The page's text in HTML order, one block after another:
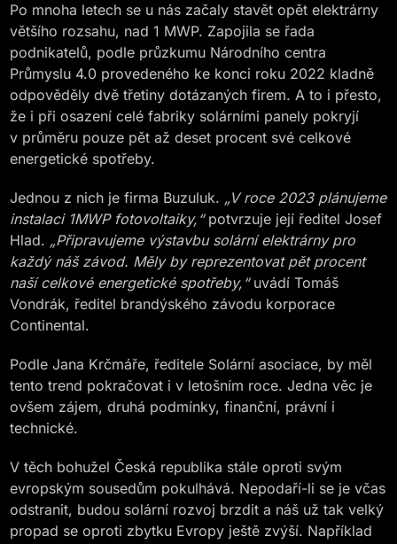
Po mnoha letech se u nás začaly stavět opět elektrárny
většího rozsahu, nad 1 MWP. Zapojila se řada
podnikatelů, podle průzkumu Národního centra
Průmyslu 4.0 provedeného ke konci roku 2022 kladně
odpověděly dvě třetiny dotázaných firem. A to i přesto,
že i při osazení celé fabriky solárními panely pokryjí
v průměru pouze pět až deset procent své celkové
energetické spotřeby.
Jednou z nich je firma Buzuluk. „V roce 2023 plánujeme
instalaci 1MWP fotovoltaiky,“potvrzuje její ředitel Josef
Hlad. „Připravujeme výstavbu solární elektrárny pro
každý náš závod. Měly by reprezentovat pět procent
naší celkové energetické spotřeby,“uvádí Tomáš
Vondrák, ředitel brandýského závodu korporace
Continental.
Podle Jana Krčmáře, ředitele Solární asociace, by měl
tento trend pokračovat i v letošním roce. Jedna věc je
ovšem zájem, druhá podmínky, finanční, právní i
technické.
V těch bohužel Česká republika stále oproti svým
evropským sousedům pokulhává. Nepodaří-li se je včas
odstranit, budou solární rozvoj brzdit a náš už tak velký
propad se oproti zbytku Evropy ještě zvýší. Například